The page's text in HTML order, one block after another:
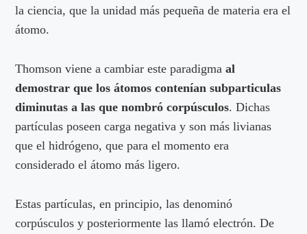
la ciencia, que la unidad más pequeña de materia era el
átomo.
Thomson viene a cambiar este paradigmaal
demostrar que los átomos contenían subparticulas
diminutas a las que nombró corpúsculos. Dichas
partículas poseen carga negativa y son más livianas
que el hidrógeno, que para el momento era
considerado el átomo más ligero.
Estas partículas, en principio, las denominó
corpúsculos y posteriormente las llamó electrón. De